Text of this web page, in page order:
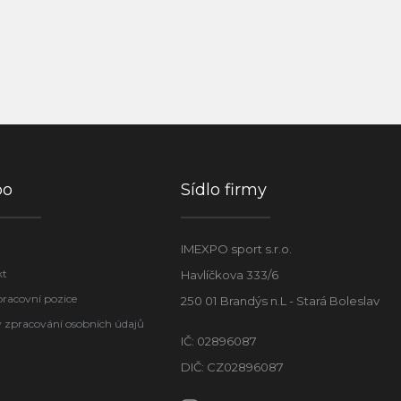
pozice
zpracování osobních údajů
Sídlo firmy
IMEXPO sport s.r.o.
Havlíčkova 333/6
250 01 Brandýs n.L - Stará Boleslav
IČ: 02896087
DIČ: CZ02896087